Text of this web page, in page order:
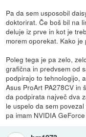
Pa da sem usposobil
doktorirat. Če boš bil na
deluje iz prve in kot je
morem oporekat. Kako
Poleg tega je pa zelo,
grafična in predvsem od
podpirajo to tehnologijo,
Asus ProArt PA278CV in
da podpirata največ dva
le uspelo da sem
pa imam NVIDIA